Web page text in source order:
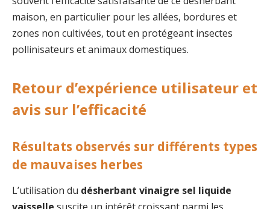
maison, en particulier pour les allées, bordures et
zones non cultivées, tout en protégeant insectes
pollinisateurs et animaux domestiques.
Retour d’expérience utilisateur et
avis sur l’efficacité
Résultats observés sur différents types
de mauvaises herbes
L’utilisation du désherbant vinaigre sel liquide